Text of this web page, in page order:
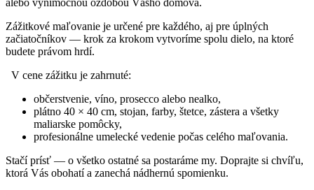
alebo výnimočnou ozdobou Vášho domova.
Zážitkové maľovanie je určené pre každého, aj pre úplných
začiatočníkov — krok za krokom vytvoríme spolu dielo, na ktoré
budete právom hrdí.
V cene zážitku je zahrnuté:
občerstvenie, víno, prosecco alebo nealko,
plátno 40 × 40 cm, stojan, farby, štetce, zástera a všetky
maliarske pomôcky,
profesionálne umelecké vedenie počas celého maľovania.
Stačí prísť — o všetko ostatné sa postaráme my. Doprajte si chvíľu,
ktorá Vás obohatí a zanechá nádhernú spomienku.